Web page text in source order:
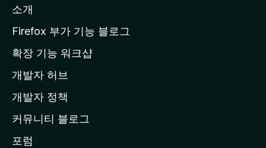
l
a
페
이
지
이
동
소개
Firefox 부가 기능 블로그
확장 기능 워크샵
개발자 허브
개발자 정책
커뮤니티 블로그
포럼